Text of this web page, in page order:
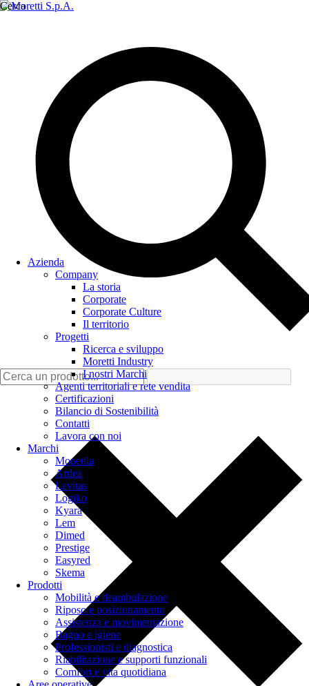
Cerca
Azienda
Company
La storia
Corporate
Corporate Culture
Il territorio
Progetti
Ricerca e sviluppo
Moretti Industry
I nostri Marchi
Agenti territoriali e rete vendita
Certificazioni
Bilancio di Sostenibilità
Contatti
Lavora con noi
Marchi
Mopedia
Ardea
Levitas
Logiko
Kyara
Lem
Dimed
Prestige
Easyred
Skema
Prodotti
Mobilità e deambulazione
Riposo e posizionamento
Assistenza e movimentazione
Bagno e igiene
Professionisti e diagnostica
Riabilitazione e supporti funzionali
Comfort e vita quotidiana